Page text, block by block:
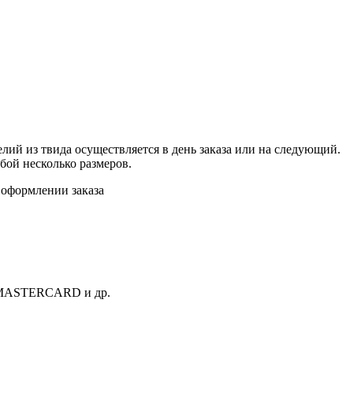
из твида осуществляется в день заказа или на следующий.
несколько размеров.
заказа
и др.